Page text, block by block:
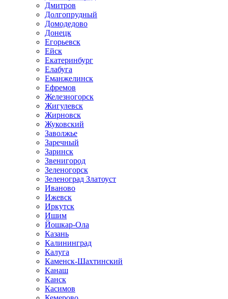
Дмитров
Долгопрудный
Домодедово
Донецк
Егорьевск
Ейск
Екатеринбург
Елабуга
Еманжелинск
Ефремов
Железногорск
Жигулевск
Жирновск
Жуковский
Заволжье
Заречный
Заринск
Звенигород
Зеленогорск
Зеленоград Златоуст
Иваново
Ижевск
Иркутск
Ишим
Йошкар-Ола
Казань
Калининград
Калуга
Каменск-Шахтинский
Канаш
Канск
Касимов